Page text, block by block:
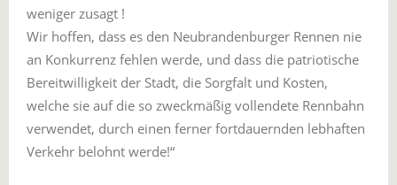
weniger zusagt !
Wir hoffen, dass es den Neubrandenburger Rennen nie
an Konkurrenz fehlen werde, und dass die patriotische
Bereitwilligkeit der Stadt, die Sorgfalt und Kosten,
welche sie auf die so zweckmäßig vollendete Rennbahn
verwendet, durch einen ferner fortdauernden lebhaften
Verkehr belohnt werde!“